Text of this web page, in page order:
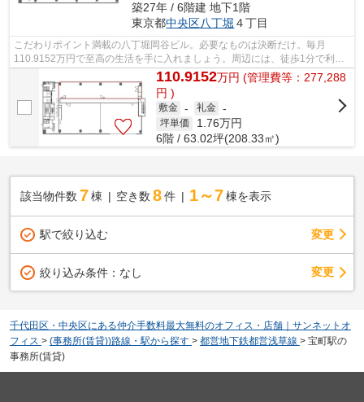
築27年 / 6階建 地下1階
東京都中央区八丁堀 ４丁目
こだわりポイント満載の八丁堀岡谷ビル。必要なものは決断だけ。毎月
110.9152万円で至高の生活を手に入れましょう。周辺には、徒歩1分で利用
できる駅があります。2駅利用できる場所に...
110.9152万円 (管理費等：277,288
円 )
敷金 - 礼金 -
坪単価 1.76万円
6階 / 63.02坪(208.33㎡)
該当物件数 7棟 空き数 8 件 1～7 棟を表示
駅で絞り込む 変更
絞り込み条件： なし 変更
千代田区・中央区にある仲介手数料最大無料のオフィス・店舗｜サンネットオ
フィス > (事務所(賃貸))路線・駅から探す > 都営地下鉄都営浅草線 > 宝町駅の
事務所(賃貸)